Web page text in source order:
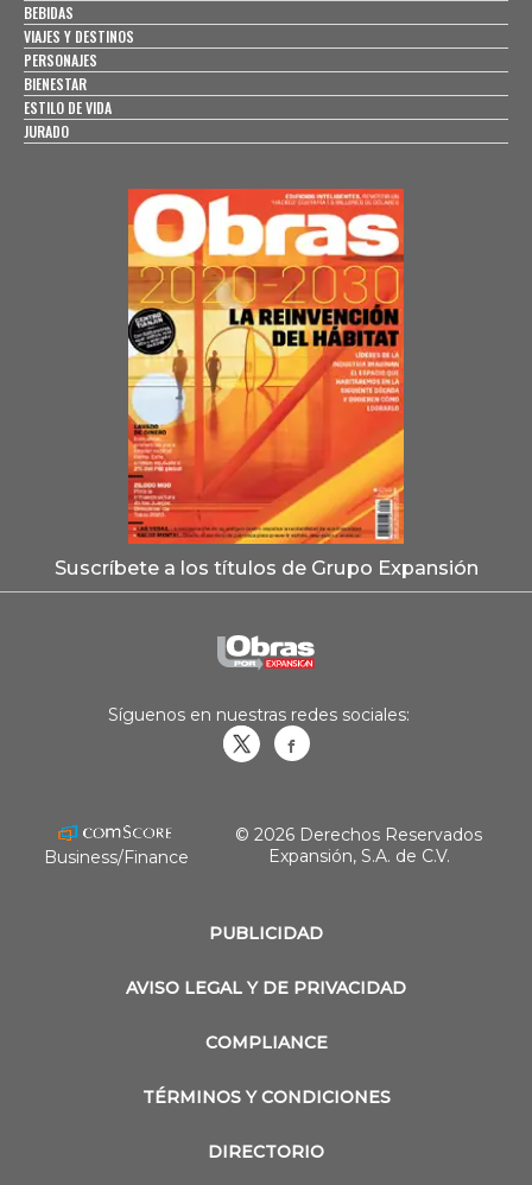
BEBIDAS
VIAJES Y DESTINOS
PERSONAJES
BIENESTAR
ESTILO DE VIDA
JURADO
Suscríbete a los títulos de Grupo Expansión
PUBLICIDAD
AVISO LEGAL Y DE PRIVACIDAD
COMPLIANCE
TÉRMINOS Y CONDICIONES
DIRECTORIO
Síguenos en nuestras redes sociales:
Business/Finance
© 2026 Derechos Reservados
Expansión, S.A. de C.V.